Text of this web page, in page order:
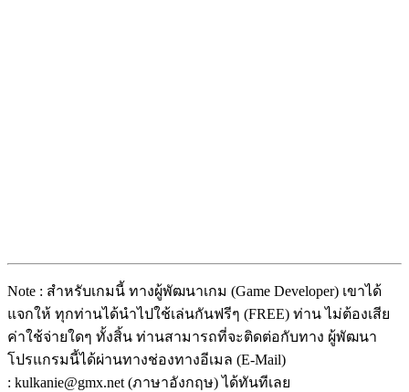
Note : สำหรับเกมนี้ ทางผู้พัฒนาเกม (Game Developer) เขาได้
แจกให้ ทุกท่านได้นำไปใช้เล่นกันฟรีๆ (FREE) ท่าน ไม่ต้องเสีย
ค่าใช้จ่ายใดๆ ทั้งสิ้น ท่านสามารถที่จะติดต่อกับทาง ผู้พัฒนา
โปรแกรมนี้ได้ผ่านทางช่องทางอีเมล (E-Mail)
: kulkanie@gmx.net (ภาษาอังกฤษ) ได้ทันทีเลย